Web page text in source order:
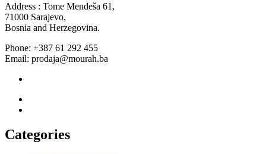
Address : Tome Mendeša 61,
71000 Sarajevo,
Bosnia and Herzegovina.
Phone: +387 61 292 455
Email: prodaja@mourah.ba
Categories